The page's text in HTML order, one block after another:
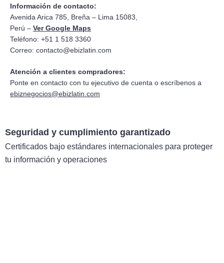
Información de contacto:
Avenida Arica 785, Breña – Lima 15083,
Perú – Ver Google Maps
Teléfono: +51 1 518 3360
Correo: contacto@ebizlatin.com
Atención a clientes compradores:
Ponte en contacto con tu ejecutivo de cuenta o escríbenos a
ebiznegocios@ebizlatin.com
Seguridad y cumplimiento garantizado
Certificados bajo estándares internacionales para proteger
tu información y operaciones